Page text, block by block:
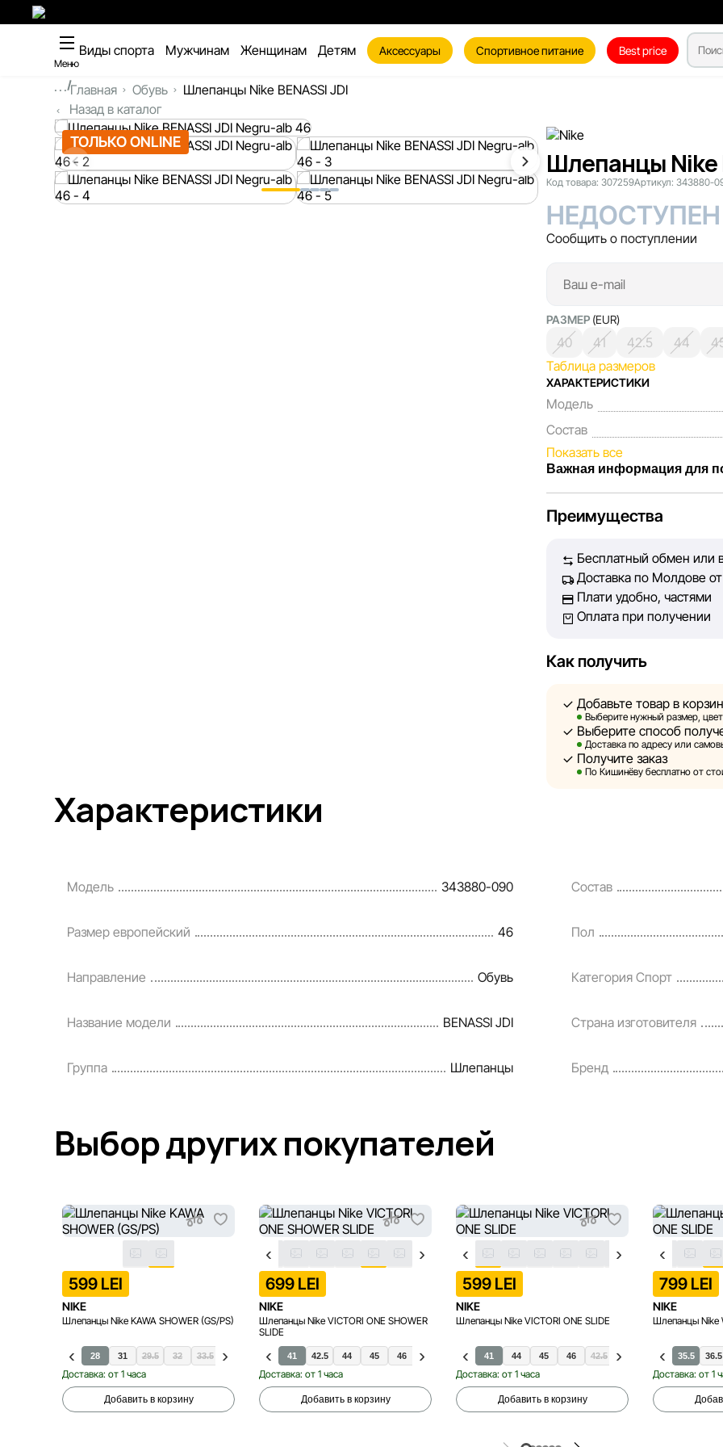
Меню
Виды спорта Мужчинам Женщинам Детям Аксессуары Спортивное питание Best price
...Главная Обувь
Шлепанцы Nike BENASSI JDI
Назад в каталог
ТОЛЬКО ONLINE
Шлепанцы Nike
Код товара: 307259Артикул: 343880-
НЕДОСТУПЕН
Сообщить о поступлении
РАЗМЕР (EUR)
40 41 42.5 44
Таблица размеров
ХАРАКТЕРИСТИКИ
Модель
Состав
Показать все
Важная информация для
Каждый день мы работаем
Наша цель — обеспечить
принять лучшее решение о
Однако, несмотря на
технических ошибок или
быть размещены на нашем
Sportlandia оставляет за
предварительного
и потребительские
порядке и без
Наша команда регулярно
Преимущества
Бесплатный обмен или
Доставка по Молдове от
Плати удобно, частями
Оплата при получении
Как получить
Добавьте товар в
Выберите нужный размер,
Выберите способ
Доставка по адресу или
Получите заказ
По Кишинёву бесплатно от
Характеристики
Модель 343880-090 Состав
Размер европейский 46 Пол
Направление Обувь Категория Спорт
Название модели BENASSI JDI Страна изготовителя
Группа Шлепанцы Бренд
Выбор других покупателей
599 LEI
NIKE
Шлепанцы Nike KAWA SHOWER (GS/PS)
28 31 29.5 32 33.5 37.5 38.5 40
Доставка: от 1 часа
Добавить в корзину
699 LEI
NIKE
Шлепанцы Nike VICTORI ONE SHOWER
SLIDE
41 42.5 44 45 46 47.5 38.5 40 48.5
Доставка: от 1 часа
Добавить в корзину
599 LEI
NIKE
Шлепанцы Nike VICTORI ONE SLIDE
40 41 44 45 46 42.5 47.5 48.5
Доставка: от 1 часа
Добавить в корзину
799 LEI
NIKE
Шлепанцы Nike
35.5 36.5
Доставка: от 1